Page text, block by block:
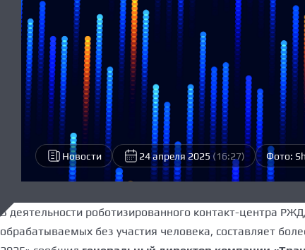
Новости 24 апреля 2025 (16:27) Фото:
В деятельности роботизированного контакт-центра
обрабатываемых без участия человека, составляет